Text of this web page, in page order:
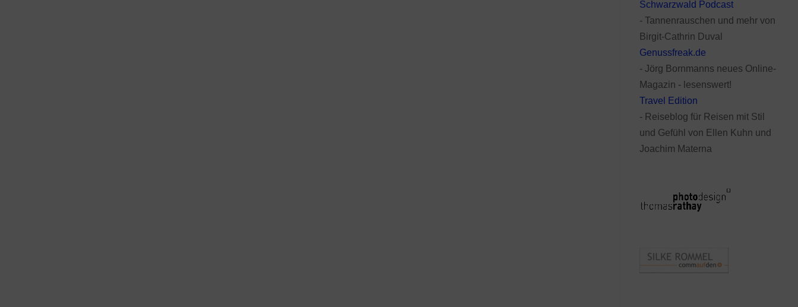
Schwarzwald Podcast
- Tannenrauschen und mehr von
Birgit-Cathrin Duval
Genussfreak.de
- Jörg Bornmanns neues Online-
Magazin - lesenswert!
Travel Edition
- Reiseblog für Reisen mit Stil
und Gefühl von Ellen Kuhn und
Joachim Materna